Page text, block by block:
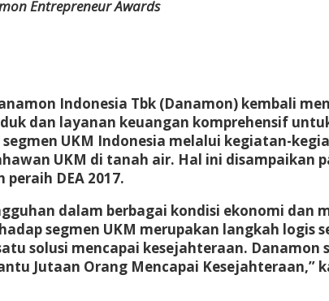
Entrepreneur Awards
Indonesia Tbk (Danamon) kembali
dan layanan keuangan komprehensif
UKM Indonesia melalui kegiatan-
UKM di tanah air. Hal ini disampaikan
DEA 2017.
dalam berbagai kondisi ekonomi dan
segmen UKM merupakan langkah
solusi mencapai kesejahteraan.
Jutaan Orang Mencapai